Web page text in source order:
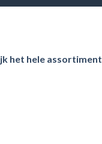
het hele assortiment